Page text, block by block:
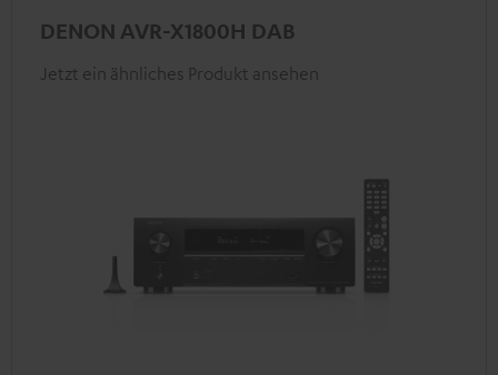
DENON AVR-X1800H DAB
Jetzt ein ähnliches Produkt ansehen